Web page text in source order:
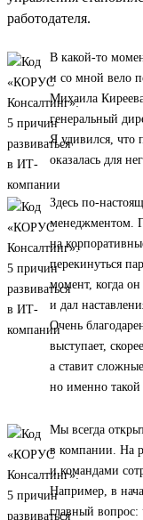
работодателя.
В какой-то
и со мной вело
Михаила
генеральный
Я удивился, что
оказалась для
Здесь по-
менеджментом.
на
перекинуться
момент, когда
и дал
Очень
выступает,
а ставит
но именно такой
Мы всегда
в компании. На
и командами
Например, в
главный вопрос: